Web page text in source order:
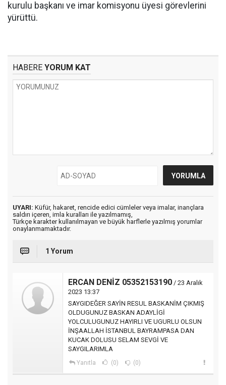
kurulu başkanı ve imar komisyonu üyesi görevlerini
yürüttü.
HABERE YORUM KAT
UYARI: Küfür, hakaret, rencide edici cümleler veya imalar, inançlara
saldırı içeren, imla kuralları ile yazılmamış,
Türkçe karakter kullanılmayan ve büyük harflerle yazılmış yorumlar
onaylanmamaktadır.
1 Yorum
ERCAN DENİZ 05352153190 / 23 Aralık
2023 13:37
SAYGIDEĞER SAYİN RESUL BASKANİM ÇIKMIŞ
OLDUGUNUZ BASKAN ADAYLİGİ
YOLCULUGUNUZ HAYIRLI VE UGURLU OLSUN
İNŞAALLAH İSTANBUL BAYRAMPASA DAN
KUCAK DOLUSU SELAM SEVGİ VE
SAYGILARIMLA
Yanıtla (0) (0)